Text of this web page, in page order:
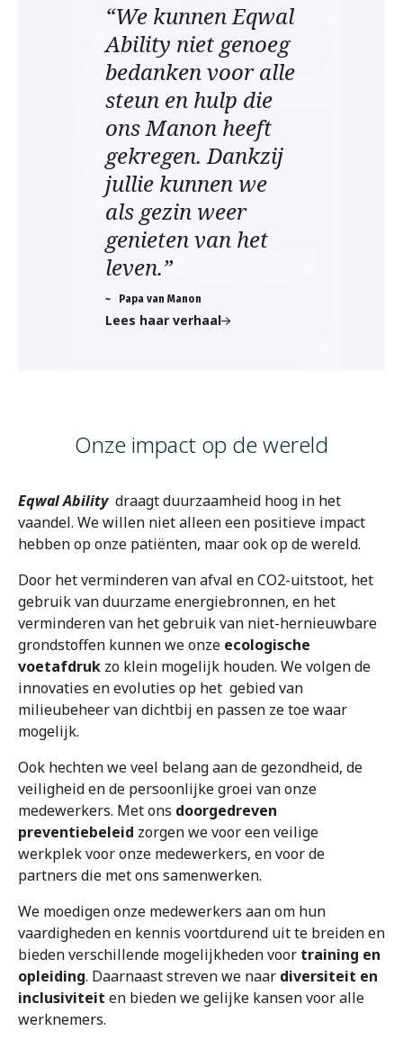
“We kunnen Eqwal
Ability niet genoeg
bedanken voor alle
steun en hulp die
ons Manon heeft
gekregen. Dankzij
jullie kunnen we
als gezin weer
genieten van het
leven.”
~ Papa van Manon
Lees haar verhaal
Onze impact op de wereld
Eqwal Abilitydraagt duurzaamheid hoog in het
vaandel. We willen niet alleen een positieve impact
hebben op onze patiënten, maar ook op de wereld.
Door het verminderen van afval en CO2-uitstoot, het
gebruik van duurzame energiebronnen, en het
verminderen van het gebruik van niet-hernieuwbare
grondstoffen kunnen we onze ecologische
voetafdruk zo klein mogelijk houden. We volgen de
innovaties en evoluties op het gebied van
milieubeheer van dichtbij en passen ze toe waar
mogelijk.
Ook hechten we veel belang aan de gezondheid, de
veiligheid en de persoonlijke groei van onze
medewerkers. Met ons doorgedreven
preventiebeleid zorgen we voor een veilige
werkplek voor onze medewerkers, en voor de
partners die met ons samenwerken.
We moedigen onze medewerkers aan om hun
vaardigheden en kennis voortdurend uit te breiden en
bieden verschillende mogelijkheden voor training en
opleiding. Daarnaast streven we naar diversiteit en
inclusiviteit en bieden we gelijke kansen voor alle
werknemers.